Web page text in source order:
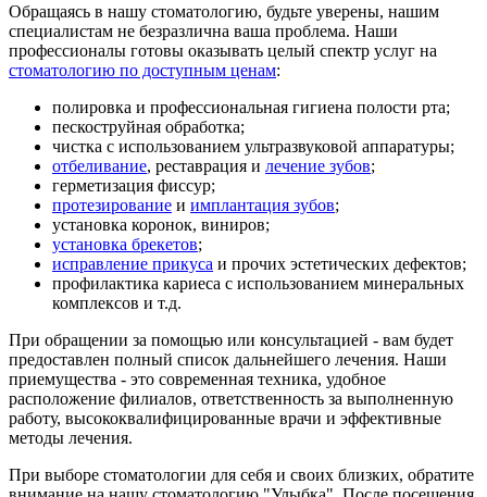
Обращаясь в нашу стоматологию, будьте уверены, нашим
специалистам не безразлична ваша проблема. Наши
профессионалы готовы оказывать целый спектр услуг на
стоматологию по доступным ценам:
полировка и профессиональная гигиена полости рта;
пескоструйная обработка;
чистка с использованием ультразвуковой аппаратуры;
отбеливание, реставрация и лечение зубов;
герметизация фиссур;
протезирование и имплантация зубов;
установка коронок, виниров;
установка брекетов;
исправление прикуса и прочих эстетических дефектов;
профилактика кариеса с использованием минеральных
комплексов и т.д.
При обращении за помощью или консультацией - вам будет
предоставлен полный список дальнейшего лечения. Наши
приемущества - это современная техника, удобное
расположение филиалов, ответственность за выполненную
работу, высококвалифицированные врачи и эффективные
методы лечения.
При выборе стоматологии для себя и своих близких, обратите